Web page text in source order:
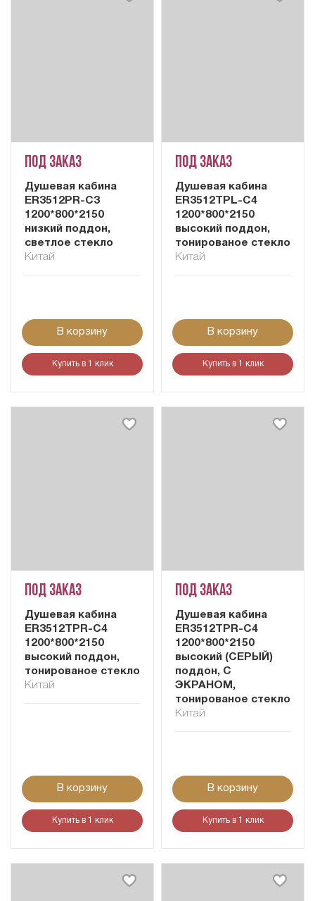
Под заказ
Душевая кабина
ER3512PR-C3
1200*800*2150
низкий поддон,
светлое стекло
Китай
В корзину
Купить в 1 клик
Под заказ
Душевая кабина
ER3512TPL-C4
1200*800*2150
высокий поддон,
тонированое стекло
Китай
В корзину
Купить в 1 клик
Под заказ
Душевая кабина
ER3512TPR-C4
1200*800*2150
высокий поддон,
тонированое стекло
Китай
В корзину
Купить в 1 клик
Под заказ
Душевая кабина
ER3512TPR-C4
1200*800*2150
высокий (СЕРЫЙ)
поддон, С
ЭКРАНОМ,
тонированое стекло
Китай
В корзину
Купить в 1 клик